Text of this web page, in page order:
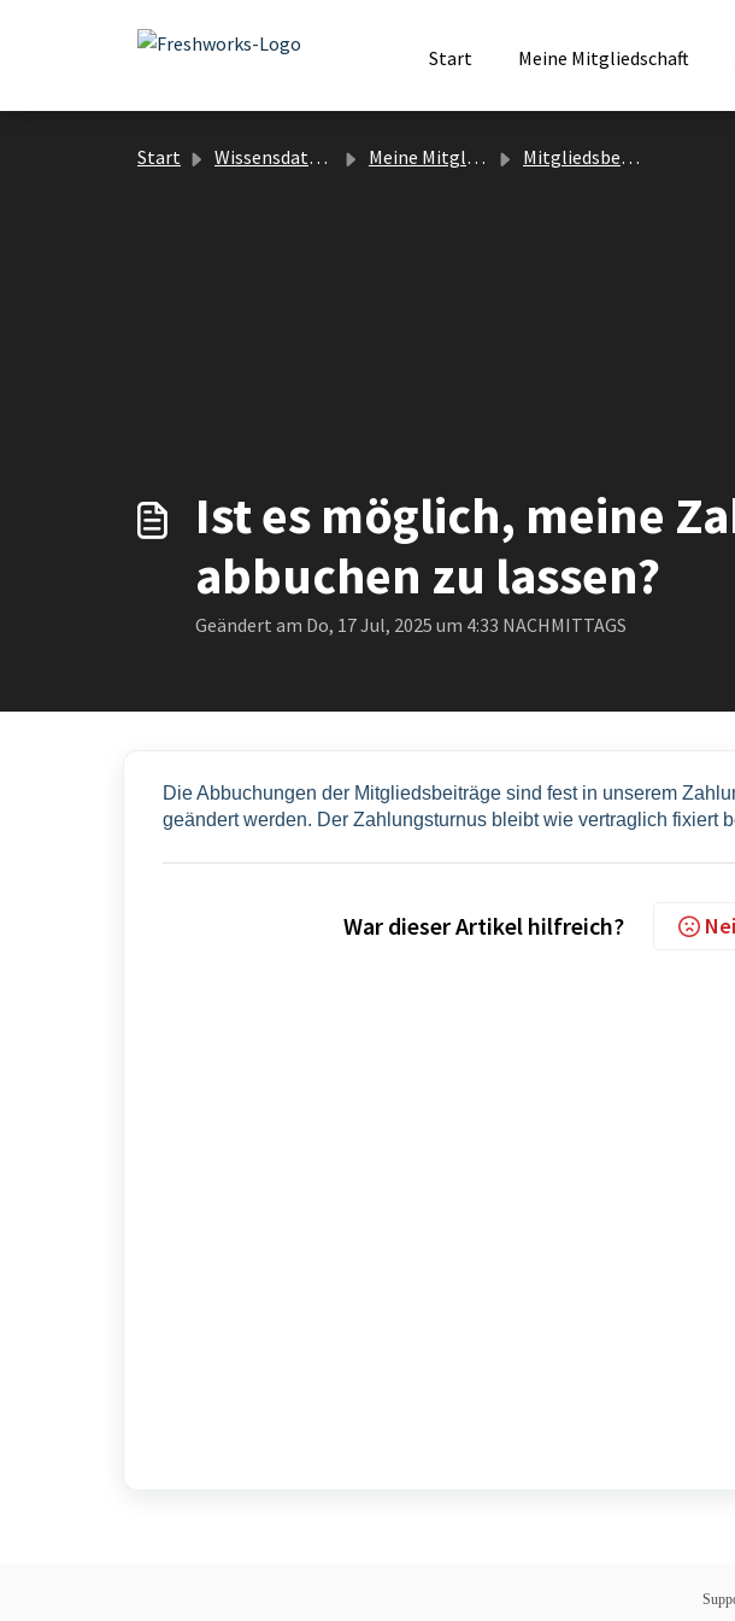
Zum hauptsächlichen Inhalt gehen
Start
Meine Mitgliedschaft
Start Wissensdatenbank Meine Mitgliedschaft Mitgliedsbeitrag
Ist es möglich, meine
abbuchen zu lassen?
Geändert am Do, 17 Jul, 2025 um 4:33 NACHMITTAGS
Die Abbuchungen der Mitgliedsbeiträge sind fest in unserem
geändert werden. Der Zahlungsturnus bleibt wie vertraglich fixiert
War dieser Artikel hilfreich?